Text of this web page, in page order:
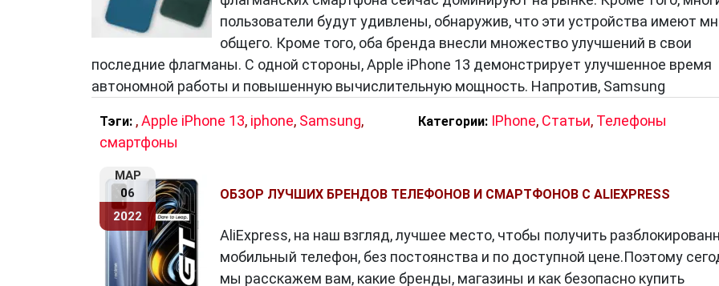
пользователи будут удивлены, обнаружив, что эти устройства имеют
общего. Кроме того, оба бренда внесли множество улучшений в свои
последние флагманы. С одной стороны, Apple iPhone 13 демонстрирует улучшенное время
автономной работы и повышенную вычислительную мощность. Напротив, Samsung
Тэги: ,Apple iPhone 13, iphone, Samsung,
смартфоны
Категории: IPhone, Статьи, Телефоны
МАР
06
2022
ОБЗОР ЛУЧШИХ БРЕНДОВ ТЕЛЕФОНОВ И СМАРТФОНОВ С ALIEXPRESS
AliExpress, на наш взгляд, лучшее место, чтобы получить
мобильный телефон, без постоянства и по доступной цене.Поэтому
мы расскажем вам, какие бренды, магазины и как безопасно купить